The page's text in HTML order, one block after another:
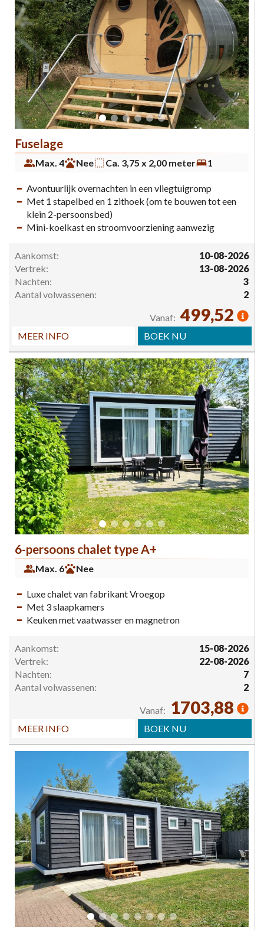
Fuselage
Max. 4 Nee Ca. 3,75 x 2,00 meter 1
Avontuurlijk overnachten in een vliegtuigromp
Met 1 stapelbed en 1 zithoek (om te bouwen tot een
klein 2-persoonsbed)
Mini-koelkast en stroomvoorziening aanwezig
Aankomst:
10-08-2026
Vertrek:
13-08-2026
Nachten:
3
Aantal volwassenen:
2
Vanaf: 499,52
MEER INFO BOEK NU
6-persoons chalet type A+
Max. 6 Nee
Luxe chalet van fabrikant Vroegop
Met 3 slaapkamers
Keuken met vaatwasser en magnetron
Aankomst:
15-08-2026
Vertrek:
22-08-2026
Nachten:
7
Aantal volwassenen:
2
Vanaf: 1703,88
MEER INFO BOEK NU